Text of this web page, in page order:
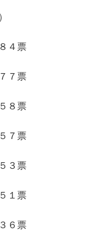
票
７票
票
票
票
票
票